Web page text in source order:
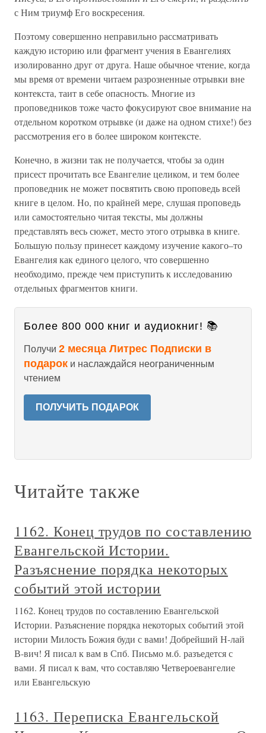
с Ним триумф Его воскресения.
Поэтому совершенно неправильно рассматривать
каждую историю или фрагмент учения в Евангелиях
изолированно друг от друга. Наше обычное чтение, когда
мы время от времени читаем разрозненные отрывки вне
контекста, таит в себе опасность. Многие из
проповедников тоже часто фокусируют свое внимание на
отдельном коротком отрывке (и даже на одном стихе!) без
рассмотрения его в более широком контексте.
Конечно, в жизни так не получается, чтобы за один
присест прочитать все Евангелие целиком, и тем более
проповедник не может посвятить свою проповедь всей
книге в целом. Но, по крайней мере, слушая проповедь
или самостоятельно читая тексты, мы должны
представлять весь сюжет, место этого отрывка в книге.
Большую пользу принесет каждому изучение какого–то
Евангелия как единого целого, что совершенно
необходимо, прежде чем приступить к исследованию
отдельных фрагментов книги.
Более 800 000 книг и аудиокниг! 📚
Получи 2 месяца Литрес Подписки в
подарок и наслаждайся неограниченным
чтением
ПОЛУЧИТЬ ПОДАРОК
Читайте также
1162. Конец трудов по составлению
Евангельской Истории.
Разъяснение порядка некоторых
событий этой истории
1162. Конец трудов по составлению Евангельской
Истории. Разъяснение порядка некоторых событий этой
истории Милость Божия буди с вами! Добрейший Н-лай
В-вич! Я писал к вам в Спб. Письмо м.б. разъедется с
вами. Я писал к вам, что составляю Четвероевангелие
или Евангельскую
1163. Переписка Евангельской